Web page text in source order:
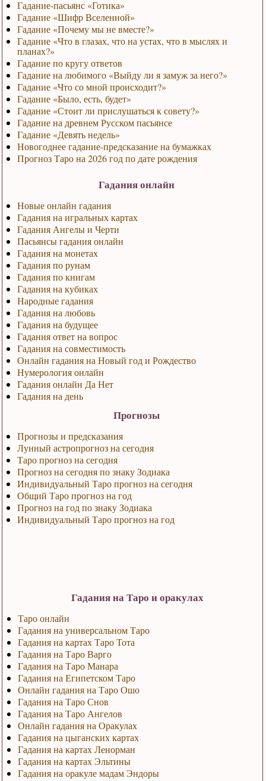
Гадание-пасьянс «Готика»
Гадание «Шифр Вселенной»
Гадание «Почему мы не вместе?»
Гадание «Что в глазах, что на устах, что в мыслях и
планах?»
Гадание по кругу ответов
Гадание на любимого «Выйду ли я замуж за него?»
Гадание «Что со мной происходит?»
Гадание «Было, есть, будет»
Гадание «Стоит ли прислушаться к совету?»
Гадание на древнем Русском пасьянсе
Гадание «Девять недель»
Новогоднее гадание-предсказание на бумажках
Прогноз Таро на 2026 год по дате рождения
Гадания онлайн
Новые онлайн гадания
Гадания на игральных картах
Гадания Ангелы и Черти
Пасьянсы гадания онлайн
Гадания на монетах
Гадания по рунам
Гадания по книгам
Гадания на кубиках
Народные гадания
Гадания на любовь
Гадания на будущее
Гадания ответ на вопрос
Гадания на совместимость
Онлайн гадания на Новый год и Рождество
Нумерология онлайн
Гадания онлайн Да Нет
Гадания на день
Прогнозы
Прогнозы и предсказания
Лунный астропрогноз на сегодня
Таро прогноз на сегодня
Прогноз на сегодня по знаку Зодиака
Индивидуальный Таро прогноз на сегодня
Общий Таро прогноз на год
Прогноз на год по знаку Зодиака
Индивидуальный Таро прогноз на год
Гадания на Таро и оракулах
Таро онлайн
Гадания на универсальном Таро
Гадания на картах Таро Тота
Гадания на Таро Варго
Гадания на Таро Манара
Гадания на Египетском Таро
Онлайн гадания на Таро Ошо
Гадания на Таро Снов
Гадания на Таро Ангелов
Онлайн гадания на Оракулах
Гадания на цыганских картах
Гадания на картах Ленорман
Гадания на картах Эльтины
Гадания на оракуле мадам Эндоры